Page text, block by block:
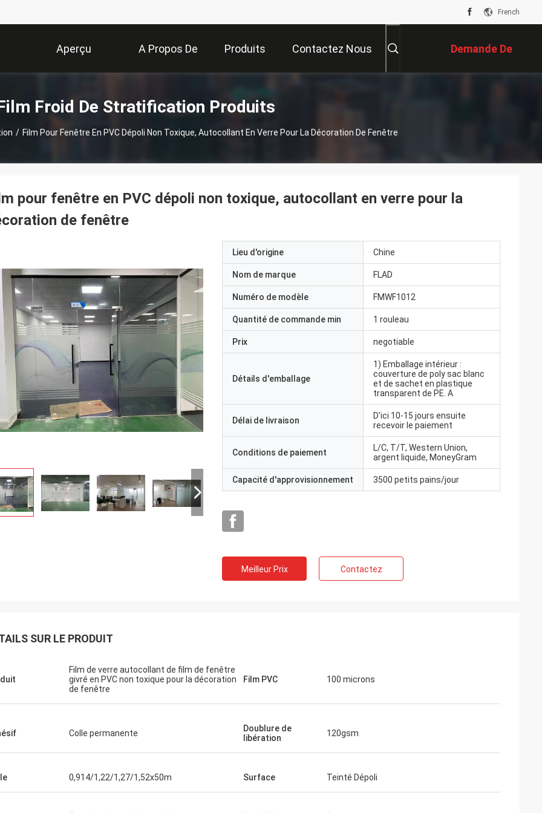
French
Aperçu A Propos De
Nous
Produits Contactez Nous Demande De
Soumission
Froid De Stratification Produits
/ Film Pour Fenêtre En PVC Dépoli Non Toxique, Autocollant En Verre Pour La Décoration De Fenêtre
pour fenêtre en PVC dépoli non toxique, autocollant en verre pour la
de fenêtre
Lieu d'origine Chine
Nom de marque FLAD
Numéro de modèle FMWF1012
Quantité de commande min 1 rouleau
Prix negotiable
Détails d'emballage
1) Emballage intérieur :
couverture de poly sac blanc
et de sachet en plastique
transparent de PE. A
Délai de livraison
D'ici 10-15 jours ensuite
recevoir le paiement
Conditions de paiement
L/C, T/T, Western Union,
argent liquide, MoneyGram
Capacité d'approvisionnement 3500 petits pains/jour
Meilleur Prix Contactez
SUR LE PRODUIT
Film de verre autocollant de film de fenêtre
givré en PVC non toxique pour la décoration
de fenêtre
Film PVC 100 microns
Colle permanente
Doublure de
libération
120gsm
0,914/1,22/1,27/1,52x50m Surface Teinté Dépoli